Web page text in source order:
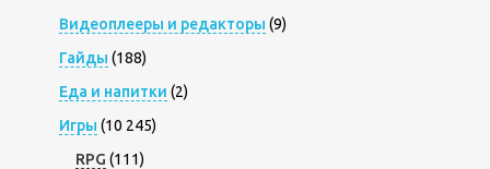
Видеоплееры и редакторы (9)
Гайды (188)
Еда и напитки (2)
Игры (10 245)
RPG (111)